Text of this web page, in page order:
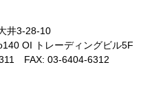
井3-28-10
OI トレーディングビル5F
FAX: 03-6404-6312